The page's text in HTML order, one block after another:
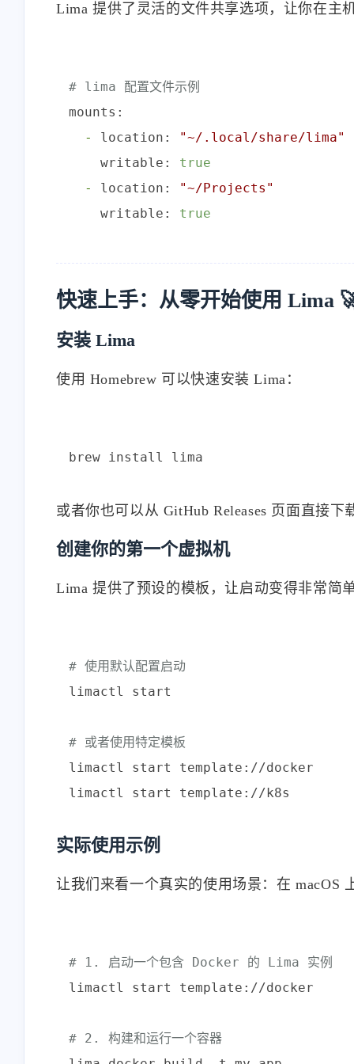
Lima 提供了灵活的文件共享选项，让你在主
# lima 配置文件示例
mounts:
-
location:
"~/.local/share/lima"
writable:
true
-
location:
"~/Projects"
writable:
true
快速上手：从零开始使用 Lima
安装 Lima
使用 Homebrew 可以快速安装 Lima：
或者你也可以从 GitHub Releases 页面直接下
创建你的第一个虚拟机
Lima 提供了预设的模板，让启动变得非常简
# 使用默认配置启动
limactl start
# 或者使用特定模板
limactl start template://docker
实际使用示例
让我们来看一个真实的使用场景：在 macOS
# 1. 启动一个包含 Docker 的 Lima 实例
limactl start template://docker
# 2. 构建和运行一个容器